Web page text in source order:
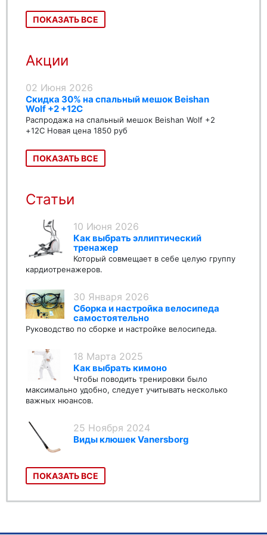
ПОКАЗАТЬ ВСЕ
Акции
02 Июня 2026
Скидка 30% на спальный мешок Beishan
Wolf +2 +12C
Распродажа на спальный мешок Beishan Wolf +2
+12C Новая цена 1850 руб
ПОКАЗАТЬ ВСЕ
Статьи
10 Июня 2026
Как выбрать эллиптический
тренажер
Который совмещает в себе целую группу
кардиотренажеров.
30 Января 2026
Сборка и настройка велосипеда
самостоятельно
Руководство по сборке и настройке велосипеда.
18 Марта 2025
Как выбрать кимоно
Чтобы поводить тренировки было
максимально удобно, следует учитывать несколько
важных нюансов.
25 Ноября 2024
Виды клюшек Vanersborg
ПОКАЗАТЬ ВСЕ